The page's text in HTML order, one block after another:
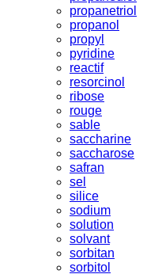
propanetriol
propanol
propyl
pyridine
reactif
resorcinol
ribose
rouge
sable
saccharine
saccharose
safran
sel
silice
sodium
solution
solvant
sorbitan
sorbitol